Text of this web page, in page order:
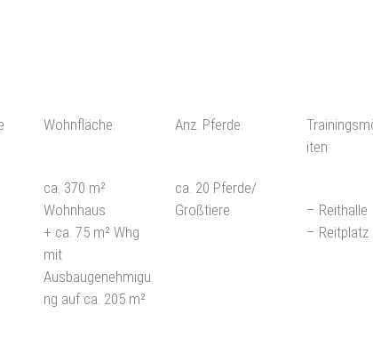
Wohnfläche:
ca. 370 m²
Wohnhaus
+ ca. 75 m² Whg
mit
Ausbaugenehmigu
ng auf ca. 205 m²
Anz. Pferde:
ca. 20 Pferde/
Großtiere
iten:
– Reithalle
– Reitplatz